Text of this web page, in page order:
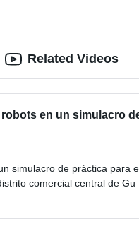
en un simulacro
simulacro de práctica para
comercial central de Gu
Related Videos